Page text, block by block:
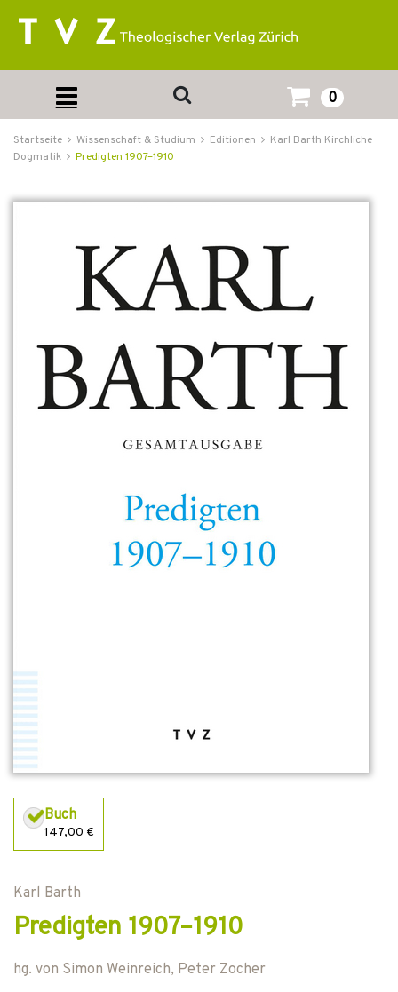
0
Startseite Wissenschaft & Studium Editionen
Karl Barth Kirchliche
Dogmatik
Predigten 1907–1910
Buch
147,00 €
Karl Barth
Predigten 1907–1910
hg. von Simon Weinreich, Peter Zocher